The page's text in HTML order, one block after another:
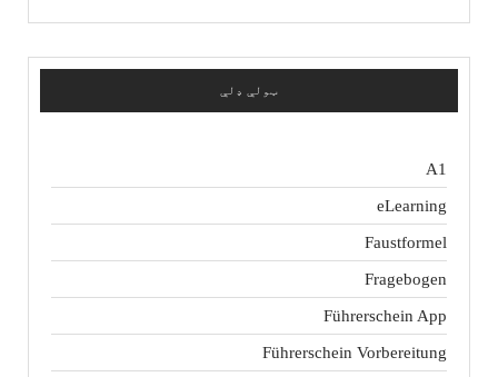
ټولې ډلې
A1
eLearning
Faustformel
Fragebogen
Führerschein App
Führerschein Vorbereitung